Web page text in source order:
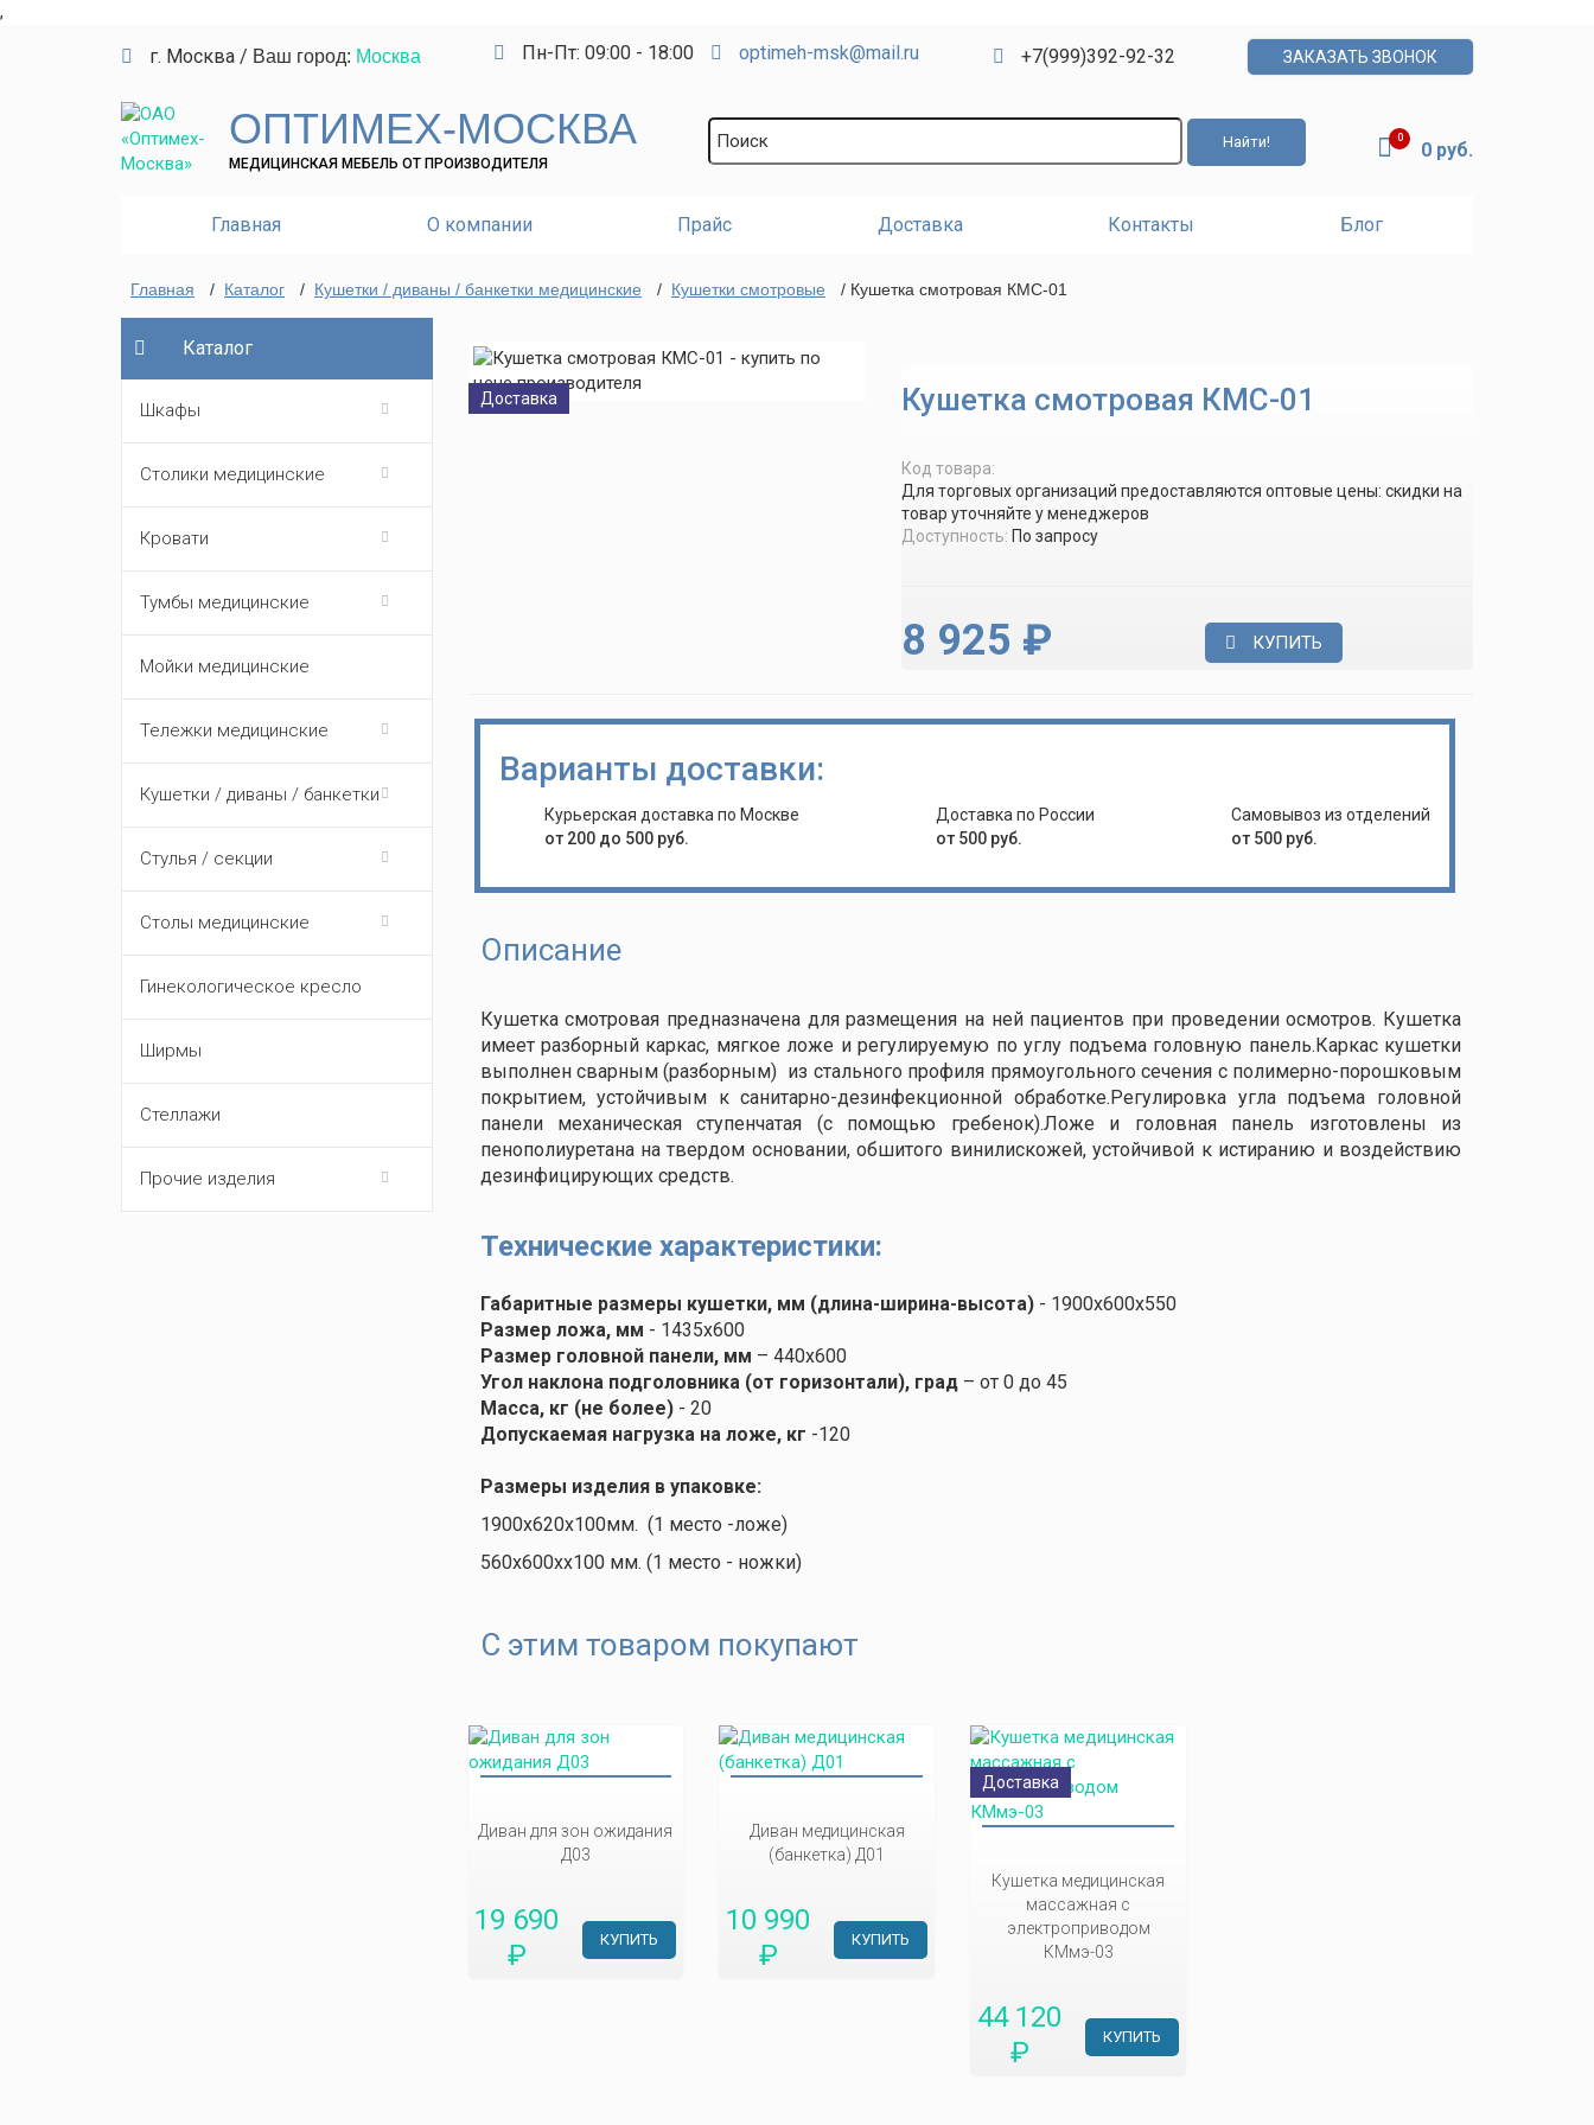
,
г. Москва / Ваш город: Москва Пн-Пт: 09:00 - 18:00 optimeh-msk@mail.ru +7(999)392-92-32 ЗАКАЗАТЬ ЗВОНОК
ОПТИМЕХ-МОСКВА
МЕДИЦИНСКАЯ МЕБЕЛЬ ОТ ПРОИЗВОДИТЕЛЯ
0
0 руб.
Главная О компании Прайс Доставка Контакты Блог
Главная / Каталог / Кушетки / диваны / банкетки медицинские / Кушетки смотровые / Кушетка смотровая КМС-01
Каталог
Шкафы
Столики медицинские
Кровати
Тумбы медицинские
Мойки медицинские
Тележки медицинские
Кушетки / диваны / банкетки
Стулья / секции
Столы медицинские
Гинекологическое кресло
Ширмы
Стеллажи
Прочие изделия
Доставка Кушетка смотровая КМС-01
Код товара:
Для торговых организаций предоставляются оптовые цены: скидки на
товар уточняйте у менеджеров
Доступность: По запросу
8 925 ₽ КУПИТЬ
Варианты доставки:
Курьерская доставка по Москве
от 200 до 500 руб.
Доставка по России
от 500 руб.
Самовывоз из отделений
от 500 руб.
Описание
Кушетка смотровая предназначена для размещения на ней пациентов при проведении осмотров. Кушетка
имеет разборный каркас, мягкое ложе и регулируемую по углу подъема головную панель.Каркас кушетки
выполнен сварным (разборным) из стального профиля прямоугольного сечения с полимерно-порошковым
покрытием, устойчивым к санитарно-дезинфекционной обработке.Регулировка угла подъема головной
панели механическая ступенчатая (с помощью гребенок).Ложе и головная панель изготовлены из
пенополиуретана на твердом основании, обшитого винилискожей, устойчивой к истиранию и воздействию
дезинфицирующих средств.
Технические характеристики:
Габаритные размеры кушетки, мм (длина-ширина-высота)- 1900х600х550
Размер ложа, мм - 1435х600
Размер головной панели, мм – 440х600
Угол наклона подголовника (от горизонтали), град– от 0 до 45
Масса, кг (не более)- 20
Допускаемая нагрузка на ложе, кг -120
Размеры изделия в упаковке:
1900х620х100мм. (1 место -ложе)
560х600хх100 мм. (1 место - ножки)
С этим товаром покупают
Диван для зон ожидания
Д03
19 690
₽
КУПИТЬ
Диван медицинская
(банкетка) Д01
10 990
₽
КУПИТЬ
Доставка
Кушетка медицинская
массажная с
электроприводом
КМмэ-03
44 120
₽
КУПИТЬ